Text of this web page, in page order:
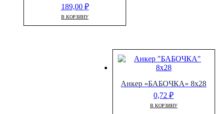
189,00 ₽
В КОРЗИНУ
Анкер «БАБОЧКА» 8х28
0,72₽
В КОРЗИНУ